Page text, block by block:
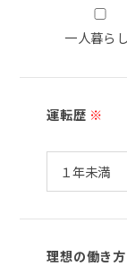
一人暮らし
運転歴 ※
理想の働き